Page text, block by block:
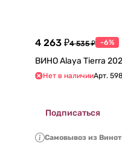
4 263 ₽4 535 ₽ -6%
ВИНО
Нет в наличииАрт.
Подписаться
Самовывоз из